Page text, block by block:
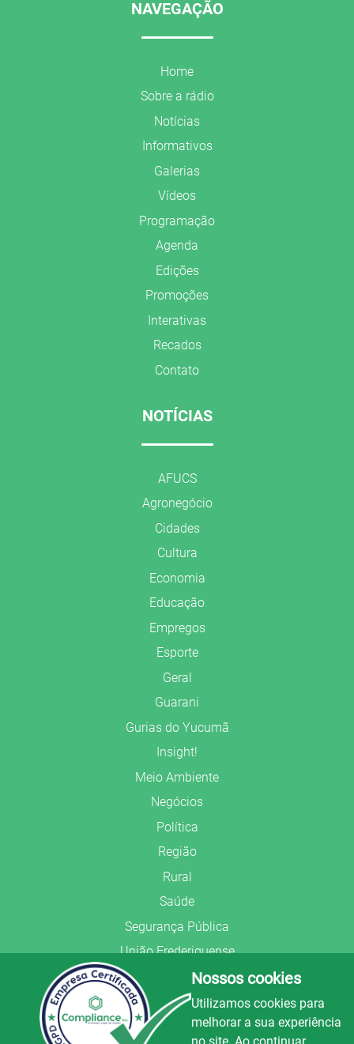
NAVEGAÇÃO
Home
Sobre a rádio
Notícias
Informativos
Galerias
Vídeos
Programação
Agenda
Edições
Promoções
Interativas
Recados
Contato
NOTÍCIAS
AFUCS
Agronegócio
Cidades
Cultura
Economia
Educação
Empregos
Esporte
Geral
Guarani
Gurias do Yucumã
Insight!
Meio Ambiente
Negócios
Política
Região
Rural
Saúde
Segurança Pública
União Frederiquense
Nossos cookies
Utilizamos cookies para
melhorar a sua experiência